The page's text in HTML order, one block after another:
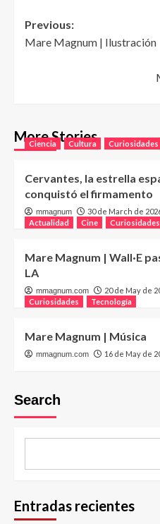
Post
navigation
Previous:
Mare Magnum | Ilustración
More Stories
Ciencia Cultura Curiosidades
Cervantes, la estrella
conquistó el firmamento
mmagnum 30 de March de
Actualidad Cine Curiosidades
Mare Magnum | Wall·E
LA
mmagnum.com
20 de May de
Curiosidades
Tecnología
Mare Magnum | Música
mmagnum.com 16 de May de
Search
Entradas recientes